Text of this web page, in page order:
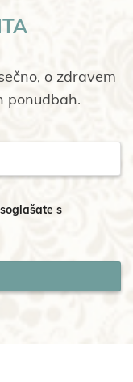
o zdravem
ponudbah.
s